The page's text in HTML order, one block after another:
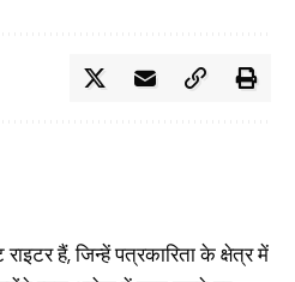
हैं, जिन्हें पत्रकारिता के क्षेत्र में